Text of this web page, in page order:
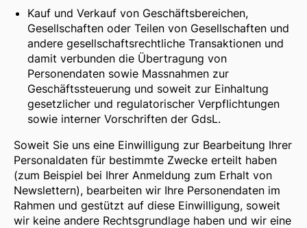
Kauf und Verkauf von Geschäftsbereichen,
Gesellschaften oder Teilen von Gesellschaften und
andere gesellschaftsrechtliche Transaktionen und
damit verbunden die Übertragung von
Personendaten sowie Massnahmen zur
Geschäftssteuerung und soweit zur Einhaltung
gesetzlicher und regulatorischer Verpflichtungen
sowie interner Vorschriften der GdsL.
Soweit Sie uns eine Einwilligung zur Bearbeitung Ihrer
Personaldaten für bestimmte Zwecke erteilt haben
(zum Beispiel bei Ihrer Anmeldung zum Erhalt von
Newslettern), bearbeiten wir Ihre Personendaten im
Rahmen und gestützt auf diese Einwilligung, soweit
wir keine andere Rechtsgrundlage haben und wir eine